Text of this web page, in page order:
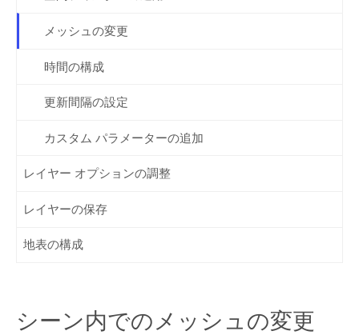
メッシュの変更
時間の構成
更新間隔の設定
カスタム パラメーターの追加
レイヤー オプションの調整
レイヤーの保存
地表の構成
シーン内でのメッシュの変更